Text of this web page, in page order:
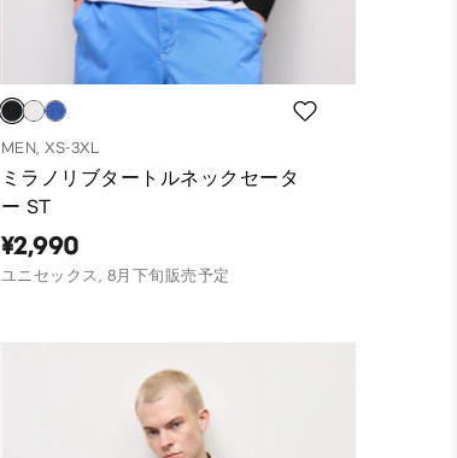
MEN, XS-3XL
ミラノリブタートルネックセータ
ー ST
¥2,990
ユニセックス, 8月下旬販売予定